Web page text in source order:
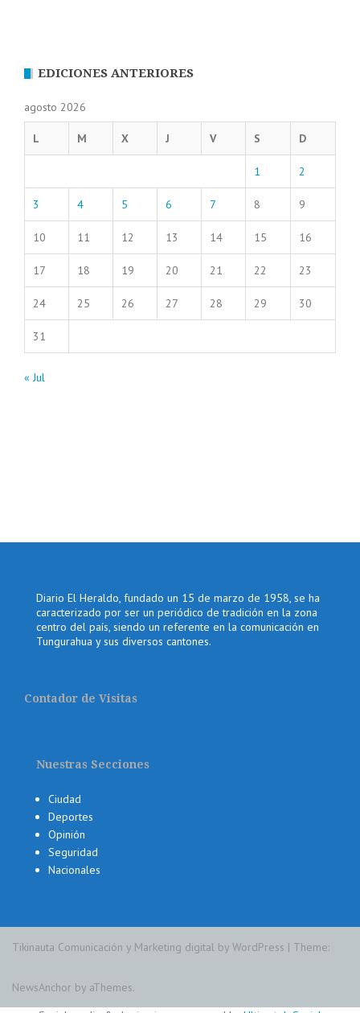
EDICIONES ANTERIORES
agosto 2026
L M X J V S D
1 2
3 4 5 6 7 8 9
10 11 12 13 14 15 16
17 18 19 20 21 22 23
24 25 26 27 28 29 30
31
« Jul
Diario El Heraldo, fundado un 15 de marzo de 1958, se ha
caracterizado por ser un periódico de tradición en la zona
centro del país, siendo un referente en la comunicación en
Tungurahua y sus diversos cantones.
Contador de Visitas
Nuestras Secciones
Ciudad
Deportes
Opinión
Seguridad
Nacionales
Tikinauta Comunicación y Marketing digital by WordPress | Theme:
NewsAnchor by aThemes.